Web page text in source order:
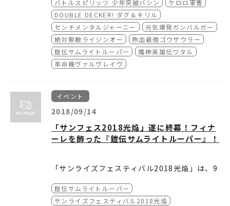
・超魔神英雄伝ワタル アクリルキーホルダー
・魔神英雄伝ワタル2 B5ノート
・魔神英雄伝ワタル2 アクリルキャラスタン
ド
・超魔神英雄伝ワタル クリアボトル
・超魔神英雄伝ワタル トートバッグ
・革命機ヴァルヴレイヴ つながるアクリルキ
ーホルダー パイロットスーツVer.
・鎧伝サムライトルーパー ミニのぼり
・鎧伝サムライトルーパー つながるアクリル
キーホルダー
バトルスピリッツ 少年突破バシン
ケロロ軍曹
DOUBLE DECKER! ダグ＆キリル
センチメンタルジャーニー
元気爆発ガンバルガー
絶対無敵ライジンオー
熱血最強ゴウザウラー
鎧伝サムライトルーパー
魔神英雄伝ワタル
革命機ヴァルヴレイヴ
イベント
2018/09/14
「サンフェス2018光焔」遂に終幕！フィナ
ーレを飾った『鎧伝サムライトルーパー』！
「サンライズフェスティバル2018光焔」は、9
nniversary 鎧伝サムライトルーパー ミッドナ
イト・パーティ」でフィナーレを迎えました。
鎧伝サムライトルーパー
サンライズフェスティバル2018光焔